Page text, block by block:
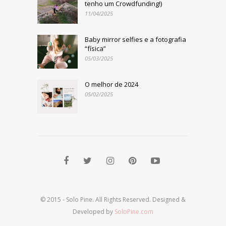
tenho um Crowdfunding!)
11/04/2025
Baby mirror selfies e a fotografia
“física”
05/03/2025
O melhor de 2024
05/02/2025
© 2015 - Solo Pine. All Rights Reserved. Designed &
Developed by SoloPine.com